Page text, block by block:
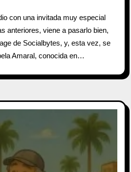
con una invitada muy especial
anteriores, viene a pasarlo bien,
de Socialbytes, y, esta vez, se
Amaral, conocida en…